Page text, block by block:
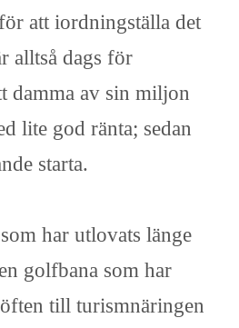
att iordningställa det
alltså dags för
damma av sin miljon
lite god ränta; sedan
starta.
har utlovats länge
golfbana som har
till turismnäringen